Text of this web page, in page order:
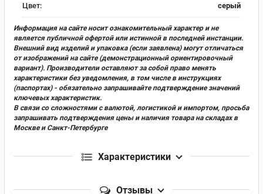
Цвет: серый
Информация на сайте носит ознакомительный характер и не
является публичной офертой или истинной в последней инстанции.
Внешний вид изделий и упаковка (если заявлена) могут отличаться
от изображений на сайте (демонстрационный ориентировочный
вариант). Производители оставляют за собой право менять
характеристики без уведомления, в том числе в инструкциях
(паспортах) - обязательно запрашивайте подтверждение значений
ключевых характеристик.
В связи со сложностями с валютой, логистикой и импортом, просьба
запрашивать подтверждения цены и наличия товара на складах в
Москве и Санкт-Петербурге
Характеристики
Отзывы